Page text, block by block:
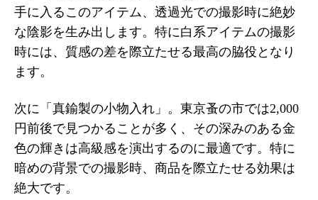
手に入るこのアイテム、透過光での撮影時に絶妙
な陰影を生み出します。特に白系アイテムの撮影
時には、質感の差を際立たせる最高の脇役となり
ます。
次に「真鍮製の小物入れ」。東京蚤の市では2,000
円前後で見つかることが多く、その深みのある金
色の輝きは高級感を演出するのに最適です。特に
暗めの背景での撮影時、商品を際立たせる効果は
絶大です。